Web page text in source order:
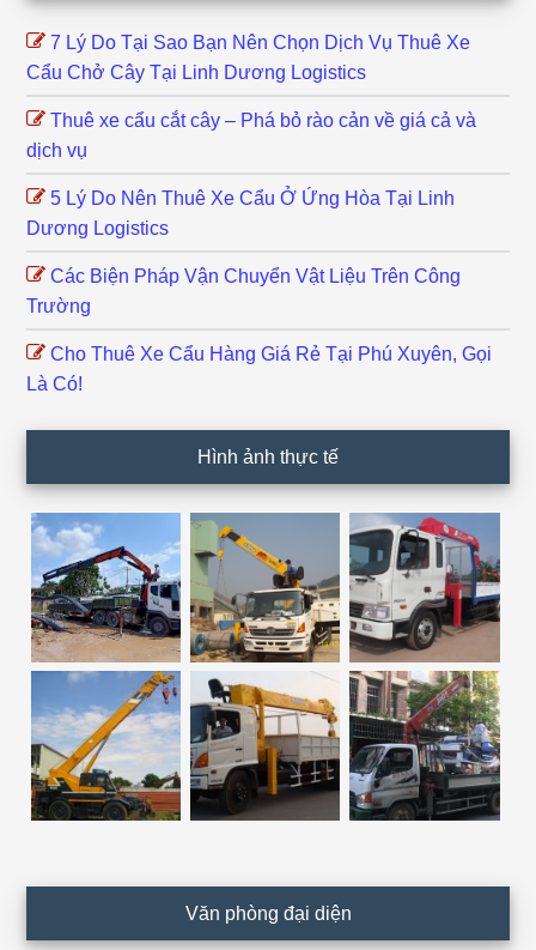
7 Lý Do Tại Sao Bạn Nên Chọn Dịch Vụ Thuê Xe
Cẩu Chở Cây Tại Linh Dương Logistics
Thuê xe cẩu cắt cây – Phá bỏ rào cản về giá cả và
dịch vụ
5 Lý Do Nên Thuê Xe Cẩu Ở Ứng Hòa Tại Linh
Dương Logistics
Các Biện Pháp Vận Chuyển Vật Liệu Trên Công
Trường
Cho Thuê Xe Cẩu Hàng Giá Rẻ Tại Phú Xuyên, Gọi
Là Có!
Hình ảnh thực tế
Văn phòng đại diện